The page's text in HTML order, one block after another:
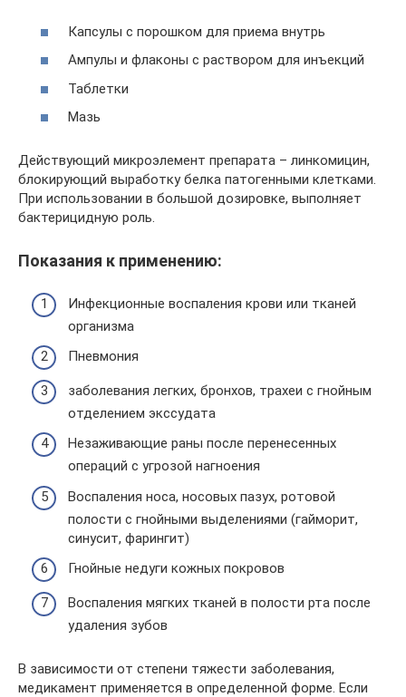
Капсулы с порошком для приема внутрь
Ампулы и флаконы с раствором для инъекций
Таблетки
Мазь
Действующий микроэлемент препарата – линкомицин,
блокирующий выработку белка патогенными клетками.
При использовании в большой дозировке, выполняет
бактерицидную роль.
Показания к применению:
Инфекционные воспаления крови или тканей
организма
Пневмония
заболевания легких, бронхов, трахеи с гнойным
отделением экссудата
Незаживающие раны после перенесенных
операций с угрозой нагноения
Воспаления носа, носовых пазух, ротовой
полости с гнойными выделениями (гайморит,
синусит, фарингит)
Гнойные недуги кожных покровов
Воспаления мягких тканей в полости рта после
удаления зубов
В зависимости от степени тяжести заболевания,
медикамент применяется в определенной форме. Если